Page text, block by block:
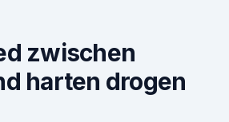
zwischen
harten drogen